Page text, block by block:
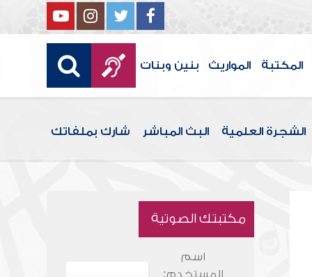
المكتبة المواريث بنين وبنات
الشجرة العلمية البث المباشر شارك بملفاتك
مكتبتك الصوتية
اسم
المستخدم: